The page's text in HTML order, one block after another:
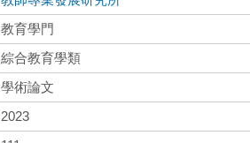
教育學門
綜合教育學類
學術論文
2023